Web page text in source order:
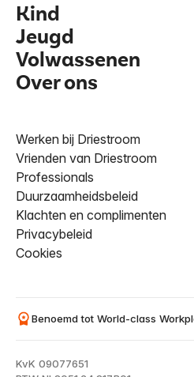
Kind
Jeugd
Volwassenen
Over ons
Werken bij Driestroom
Vrienden van Driestroom
Professionals
Duurzaamheidsbeleid
Klachten en complimenten
Privacybeleid
Cookies
Benoemd tot World-class
KvK 09077651